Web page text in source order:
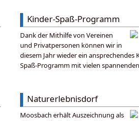
Kinder-Spaß-Programm
Dank der Mithilfe von Vereinen
und Privatpersonen können wir in
diesem Jahr wieder ein ansprechendes
Spaß-Programm mit vielen
Naturerlebnisdorf
Moosbach erhält Auszeichnung als